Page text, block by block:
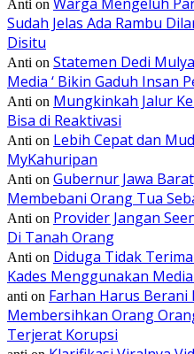
Anti on
Sudah Jelas Ada Rambu
Disitu
Anti on Statemen Dedi
Media ‘ Bikin Gaduh Insan
Anti on Mungkinkah Jalur
Bisa di Reaktivasi
Anti on Lebih Cepat dan
MyKahuripan
Anti on Gubernur Jawa
Membebani Orang Tua
Anti on Provider Jangan
Di Tanah Orang
Anti on Diduga Tidak
Kades Menggunakan
anti on Farhan Harus Berani
Membersihkan Orang
Terjerat Korupsi